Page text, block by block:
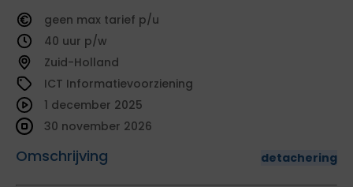
geen
tarief
40
Zuid-Holland
ICT Informatievoorziening
Omschrijving detachering
1 december 2025
30 november 2026